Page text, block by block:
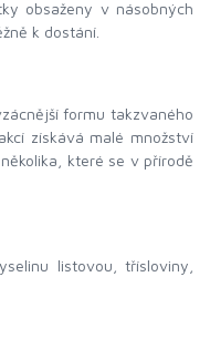
obsaženy v násobných
k dostání.
formu takzvaného
získává malé množství
které se v přírodě
listovou, třísloviny,